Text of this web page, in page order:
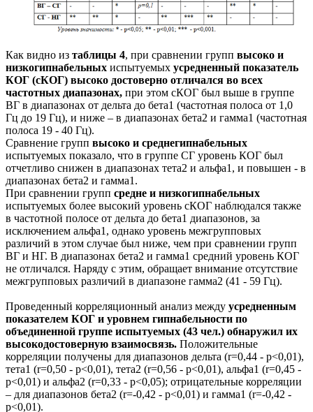
Как видно из таблицы 4, при сравнении групп высоко и
низкогипнабельных испытуемых усредненный показатель
КОГ (сКОГ) высоко достоверно отличался во всех
частотных диапазонах, при этом сКОГ был выше в группе
ВГ в диапазонах от дельта до бета1 (частотная полоса от 1,0
Гц до 19 Гц), и ниже – в диапазонах бета2 и гамма1 (частотная
полоса 19 - 40 Гц).
Сравнение групп высоко и среднегипнабельных
испытуемых показало, что в группе СГ уровень КОГ был
отчетливо снижен в диапазонах тета2 и альфа1, и повышен - в
диапазонах бета2 и гамма1.
При сравнении групп средне и низкогипнабельных
испытуемых более высокий уровень сКОГ наблюдался также
в частотной полосе от дельта до бета1 диапазонов, за
исключением альфа1, однако уровень межгрупповых
различий в этом случае был ниже, чем при сравнении групп
ВГ и НГ. В диапазонах бета2 и гамма1 средний уровень КОГ
не отличался. Наряду с этим, обращает внимание отсутствие
межгрупповых различий в диапазоне гамма2 (41 - 59 Гц).
Проведенный корреляционный анализ между усредненным
показателем КОГ и уровнем гипнабельности по
объединенной группе испытуемых (43 чел.) обнаружил их
высокодостоверную взаимосвязь. Положительные
корреляции получены для диапазонов дельта (r=0,44 - p<0,01),
тета1 (r=0,50 - p<0,01), тета2 (r=0,56 - p<0,01), альфа1 (r=0,45 -
p<0,01) и альфа2 (r=0,33 - p<0,05); отрицательные корреляции
– для диапазонов бета2 (r=-0,42 - p<0,01) и гамма1 (r=-0,42 -
p<0,01).